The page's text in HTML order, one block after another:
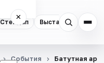
Стендап Выставки
×
События Батутная